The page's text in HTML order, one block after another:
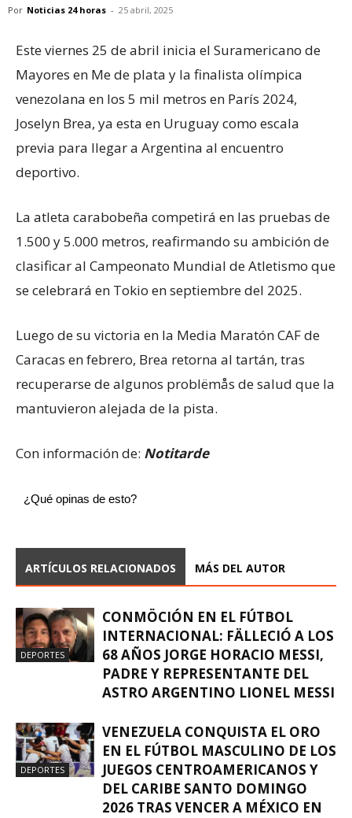
Por Noticias 24 horas - 25 abril, 2025
Este viernes 25 de abril inicia el Suramericano de
Mayores en Me de plata y la finalista olímpica
venezolana en los 5 mil metros en París 2024,
Joselyn Brea, ya esta en Uruguay como escala
previa para llegar a Argentina al encuentro
deportivo.
La atleta carabobeña competirá en las pruebas de
1.500 y 5.000 metros, reafirmando su ambición de
clasificar al Campeonato Mundial de Atletismo que
se celebrará en Tokio en septiembre del 2025.
Luego de su victoria en la Media Maratón CAF de
Caracas en febrero, Brea retorna al tartán, tras
recuperarse de algunos problëmås de salud que la
mantuvieron alejada de la pista.
Con información de: Notitarde
¿Qué opinas de esto?
ARTÍCULOS RELACIONADOS MÁS DEL AUTOR
DEPORTES
CONMÖCIÓN EN EL FÚTBOL
INTERNACIONAL: FÄLLECIÓ A LOS
68 AÑOS JORGE HORACIO MESSI,
PADRE Y REPRESENTANTE DEL
ASTRO ARGENTINO LIONEL MESSI
DEPORTES
VENEZUELA CONQUISTA EL ORO
EN EL FÚTBOL MASCULINO DE LOS
JUEGOS CENTROAMERICANOS Y
DEL CARIBE SANTO DOMINGO
2026 TRAS VENCER A MÉXICO EN